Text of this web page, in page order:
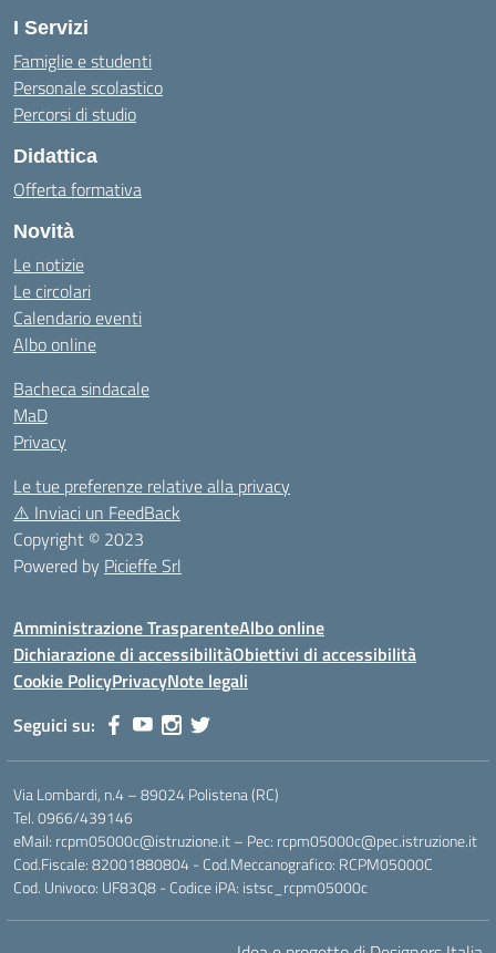
I Servizi
Famiglie e studenti
Personale scolastico
Percorsi di studio
Didattica
Offerta formativa
Novità
Le notizie
Le circolari
Calendario eventi
Albo online
Bacheca sindacale
MaD
Privacy
Le tue preferenze relative alla privacy
⚠️ Inviaci un FeedBack
Copyright © 2023
Powered by Picieffe Srl
Amministrazione TrasparenteAlbo online
Dichiarazione di accessibilitàObiettivi di accessibilità
Cookie PolicyPrivacyNote legali
Seguici su:
Via Lombardi, n.4 – 89024 Polistena (RC)
Tel. 0966/439146
eMail: rcpm05000c@istruzione.it – Pec: rcpm05000c@pec.istruzione.it
Cod.Fiscale: 82001880804 - Cod.Meccanografico: RCPM05000C
Cod. Univoco: UF83Q8 - Codice iPA: istsc_rcpm05000c